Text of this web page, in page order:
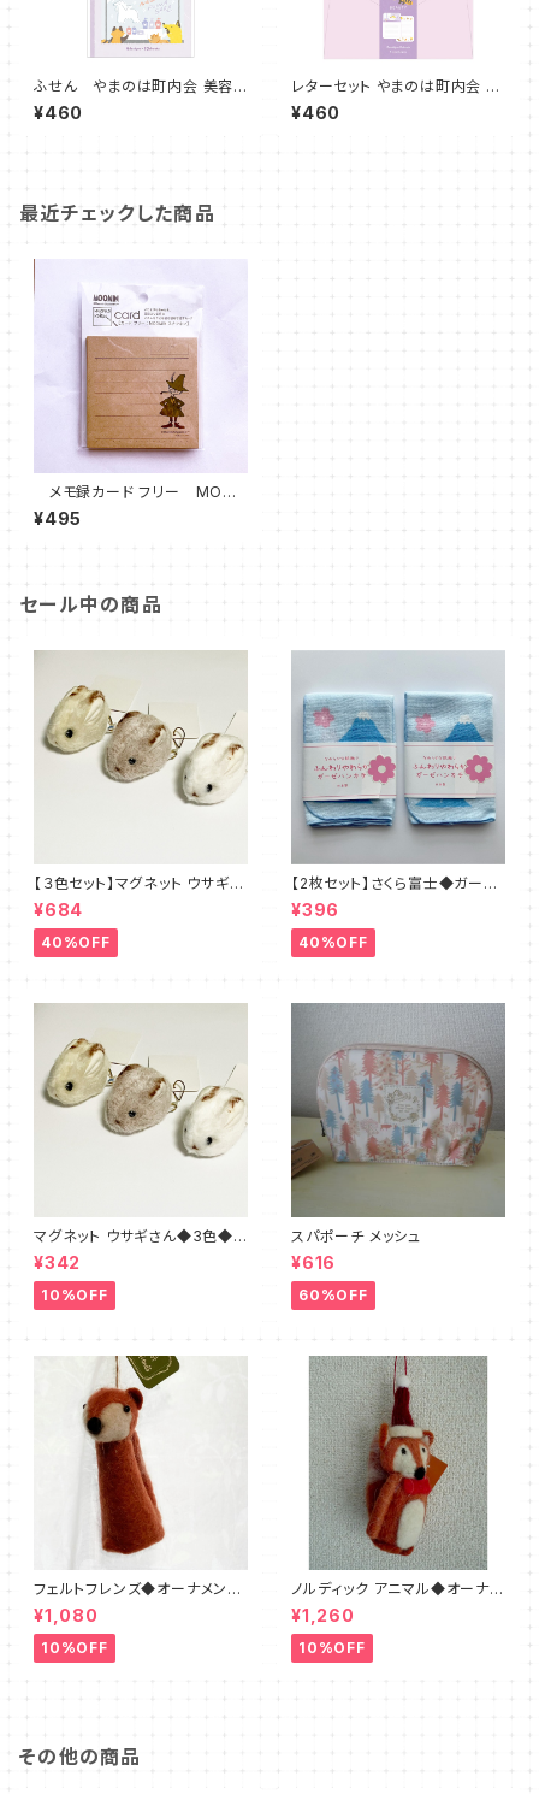
ふせん やまのは町内会 美容
付箋 キツネ レッサーパンダ リス
¥460
レターセット やまのは町内会 美
容 キツネ
¥460
最近チェックした商品
メモ録カード フリー MOO
MIN スナフキン
¥495
セール中の商品
【３色セット】マグネット ウサギさ
ん◆ブラウン・ホワイト・ベージ
ュ
¥684
40%OFF
【2枚セット】さくら富士◆ガーゼ
のハンカチ 日本製
¥396
40%OFF
マグネット ウサギさん◆3色◆ブ
ラウン・ホワイト・ベージュ
¥342
10%OFF
スパポーチ メッシュ
¥616
60%OFF
フェルトフレンズ◆オーナメント
フォックス
¥1,080
10%OFF
ノルディック アニマル◆オーナメ
ント◆キツネ フェルト
¥1,260
10%OFF
その他の商品